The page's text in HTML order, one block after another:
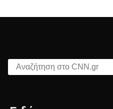
Αναζήτηση στο CNN.gr